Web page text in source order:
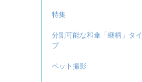
特集
分割可能な和傘「継柄」タイ
プ
ペット撮影